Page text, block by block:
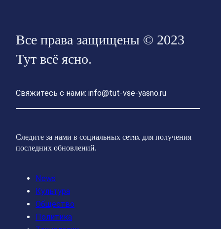
Все права защищены © 2023
Тут всё ясно.
Свяжитесь с нами: info@tut-vse-yasno.ru
Следите за нами в социальных сетях для получения
последних обновлений.
News
Культура
Общество
Политика